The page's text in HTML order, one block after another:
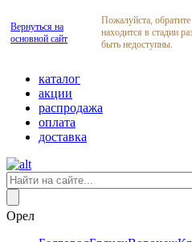
Вернуться на
основной сайт
Пожалуйста,
находится в стадии
быть недоступны.
каталог
акции
распродажа
оплата
доставка
Орел